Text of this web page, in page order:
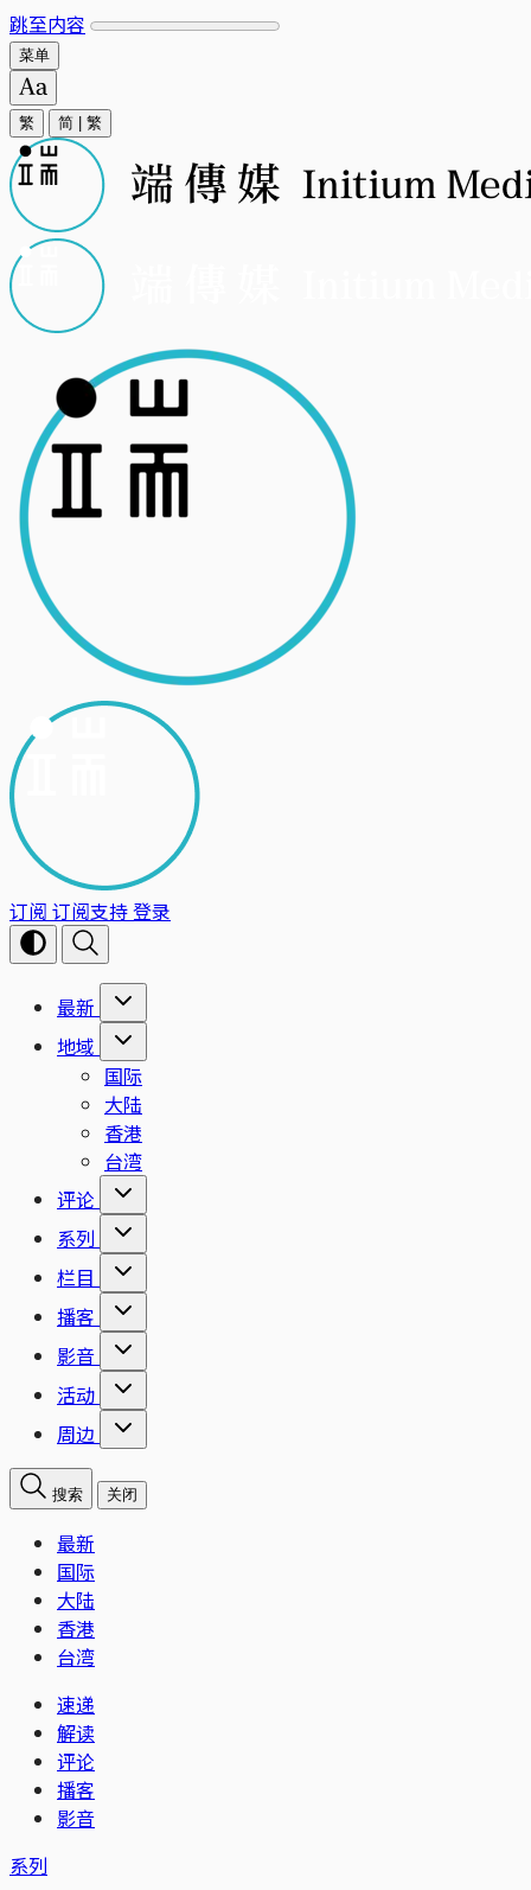
跳至内容
菜单
繁 简 繁
订阅 订阅支持登录
最新
地域
国际
大陆
香港
台湾
评论
系列
栏目
播客
影音
活动
周边
搜索 关闭
最新
国际
大陆
香港
台湾
速递
解读
评论
播客
影音
系列